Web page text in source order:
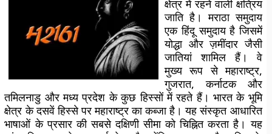
क्षेत्र में रहने वाली क्षत्रिय
जाति है। मराठा समुदाय
एक हिंदू समुदाय है जिसमें
योद्धा और ज़मींदार जैसी
जातियां शामिल हैं। वे
मुख्य रूप से महाराष्ट्र,
गुजरात, कर्नाटक और
तमिलनाडु और मध्य प्रदेश के कुछ हिस्सों में रहते हैं। भारत के भूमि
क्षेत्र के दसवें हिस्से पर महाराष्ट्र का कब्जा है। यह संस्कृत आधारित
भाषाओं के प्रसार की सबसे दक्षिणी सीमा को चिह्नित करता है। यह